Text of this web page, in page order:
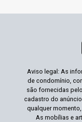
Aviso legal: As
de condomínio,
são fornecidas
cadastro do
qualquer
As mobílias e